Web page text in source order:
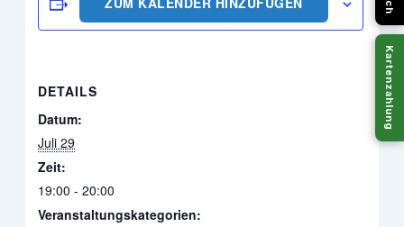
DETAILS
Datum:
Juli 29
Zeit:
19:00 - 20:00
Veranstaltungskategorien:
Kartenzahlung